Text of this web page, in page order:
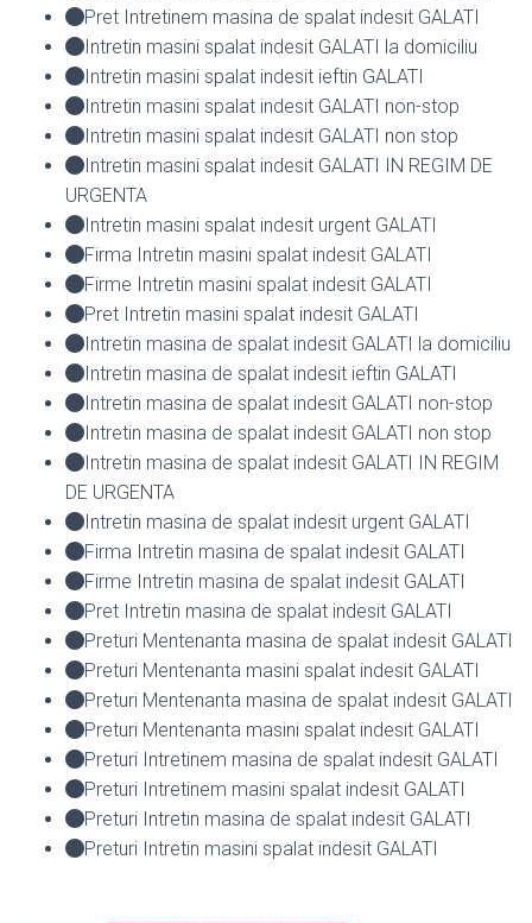
Pret Intretinem masina de spalat indesit GALATI
Intretin masini spalat indesit GALATI la domiciliu
Intretin masini spalat indesit ieftin GALATI
Intretin masini spalat indesit GALATI non-stop
Intretin masini spalat indesit GALATI non stop
Intretin masini spalat indesit GALATI IN REGIM DE
URGENTA
Intretin masini spalat indesit urgent GALATI
Firma Intretin masini spalat indesit GALATI
Firme Intretin masini spalat indesit GALATI
Pret Intretin masini spalat indesit GALATI
Intretin masina de spalat indesit GALATI la domiciliu
Intretin masina de spalat indesit ieftin GALATI
Intretin masina de spalat indesit GALATI non-stop
Intretin masina de spalat indesit GALATI non stop
Intretin masina de spalat indesit GALATI IN REGIM
DE URGENTA
Intretin masina de spalat indesit urgent GALATI
Firma Intretin masina de spalat indesit GALATI
Firme Intretin masina de spalat indesit GALATI
Pret Intretin masina de spalat indesit GALATI
Preturi Mentenanta masina de spalat indesit GALATI
Preturi Mentenanta masini spalat indesit GALATI
Preturi Mentenanta masina de spalat indesit GALATI
Preturi Mentenanta masini spalat indesit GALATI
Preturi Intretinem masina de spalat indesit GALATI
Preturi Intretinem masini spalat indesit GALATI
Preturi Intretin masina de spalat indesit GALATI
Preturi Intretin masini spalat indesit GALATI